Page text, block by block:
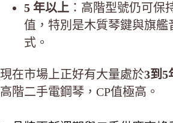
5 年以上 ：高階型號仍可保
值，特別是木質琴鍵與旗艦
式。
現在市場上正好有大量處於3到5
高階二手電鋼琴，CP值極高。